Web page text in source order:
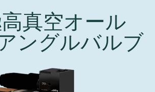
ベント情報
2026で精密技術を追求
9月 2,
ンバルブ
、インラインバルブ、シリンダーバル
ブ
ルベローズ
ス
ー
ョンズ
ンス
真空オール
ングルバルブ